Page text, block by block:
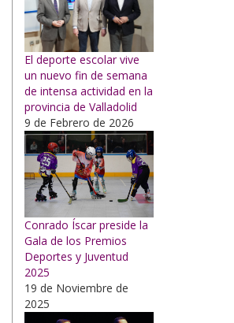
El deporte escolar vive
un nuevo fin de semana
de intensa actividad en la
provincia de Valladolid
9 de Febrero de 2026
Conrado Íscar preside la
Gala de los Premios
Deportes y Juventud
2025
19 de Noviembre de
2025